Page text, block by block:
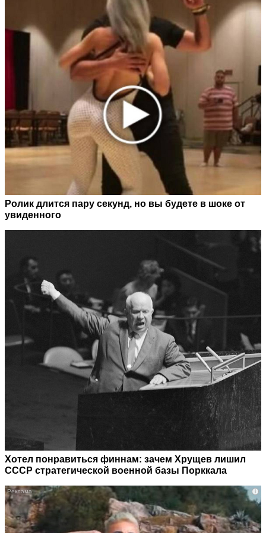
Ролик длится пару секунд, но вы будете в шоке от
увиденного
Хотел понравиться финнам: зачем Хрущев лишил
СССР стратегической военной базы Порккала
i